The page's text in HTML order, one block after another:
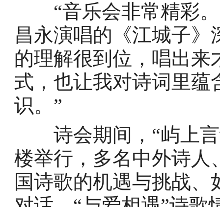
“音乐会非常精彩。
昌永演唱的《江城子》
的理解很到位，唱出
式，也让我对诗词里蕴
识。”
诗会期间，“屿上言
楼举行，多名中外诗人
国诗歌的机遇与挑战